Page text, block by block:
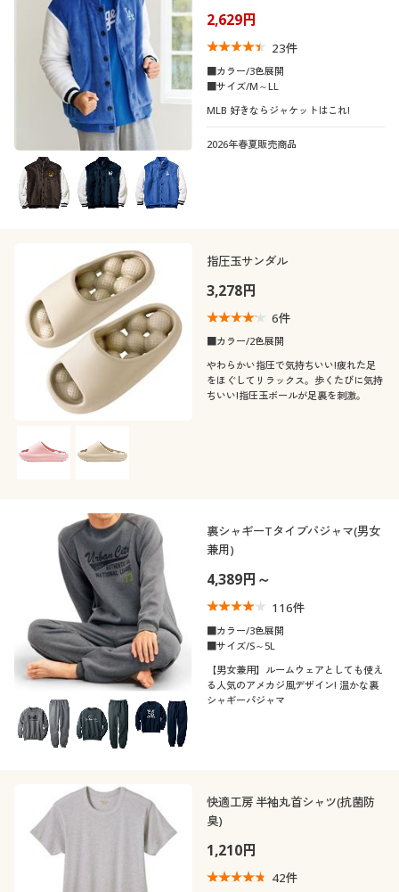
2,629円
23件
■カラー/3色展開
■サイズ/M～LL
MLB 好きならジャケットはこれ!
2026年春夏販売商品
指圧玉サンダル
3,278円
6件
■カラー/2色展開
やわらかい指圧で気持ちいい!疲れた足
をほぐしてリラックス。歩くたびに気持
ちいい!指圧玉ボールが足裏を刺激。
裏シャギーTタイプパジャマ(男女
兼用)
4,389円～
116件
■カラー/3色展開
■サイズ/S～5L
【男女兼用】ルームウェアとしても使え
る人気のアメカジ風デザイン! 温かな裏
シャギーパジャマ
快適工房 半袖丸首シャツ(抗菌防
臭)
1,210円
42件